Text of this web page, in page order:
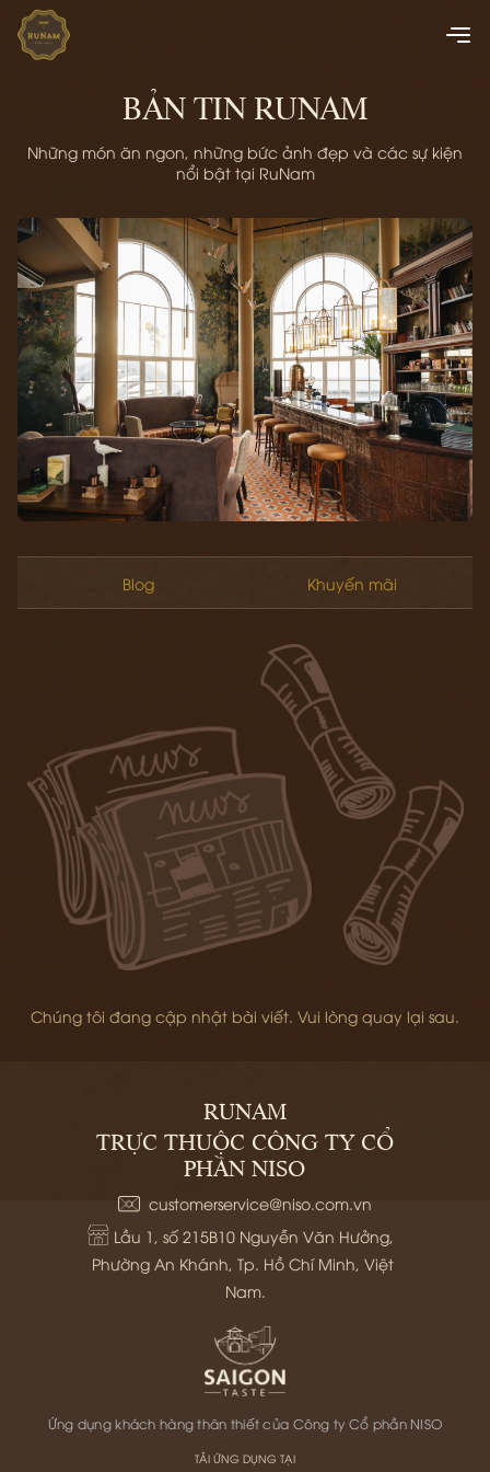
BẢN TIN RUNAM
Những món ăn ngon, những bức ảnh đẹp và các sự kiện
nổi bật tại RuNam
Blog Khuyến mãi
Chúng tôi đang cập nhật bài viết. Vui lòng quay lại sau.
RUNAM
TRỰC THUỘC CÔNG TY CỔ
PHẦN NISO
customerservice@niso.com.vn
Lầu 1, số 215B10 Nguyễn Văn Hưởng,
Phường An Khánh, Tp. Hồ Chí Minh, Việt
Nam.
Ứng dụng khách hàng thân thiết của Công ty Cổ phần NISO
TẢI ỨNG DỤNG TẠI